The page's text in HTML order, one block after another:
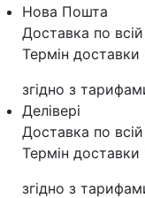
Нова Пошта
Доставка по
Термін доставки
згідно з
Делівері
Доставка по всій
Термін доставки
згідно з